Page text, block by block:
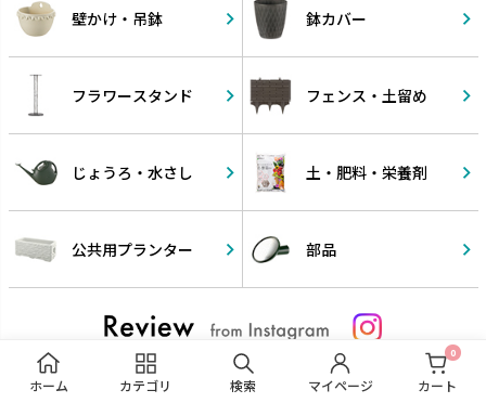
壁かけ・ 吊鉢 鉢カバー
フラワースタンド フェンス・ 土留め
じょうろ・ 水さし 土・肥料・ 栄養剤
公共用プランター 部品
ホーム カテゴリ 検索 マイページ
0
カート